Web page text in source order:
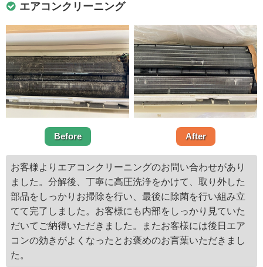
エアコンクリーニング
Before After
お客様よりエアコンクリーニングのお問い合わせがあり
ました。分解後、丁寧に高圧洗浄をかけて、取り外した
部品をしっかりお掃除を行い、最後に除菌を行い組み立
てて完了しました。お客様にも内部をしっかり見ていた
だいてご納得いただきました。またお客様には後日エア
コンの効きがよくなったとお褒めのお言葉いただきまし
た。